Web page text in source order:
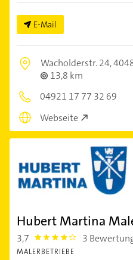
E-Mail
Wacholderstr. 24,
13,8 km
04921 17 77 32 69
Webseite
Hubert Martina
3,7 3.7 3
MALERBETRIEBE